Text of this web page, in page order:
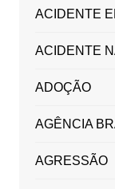
ACIDENTE
ACIDENTE
ADOÇÃO
AGÊNCIA
AGRESSÃO